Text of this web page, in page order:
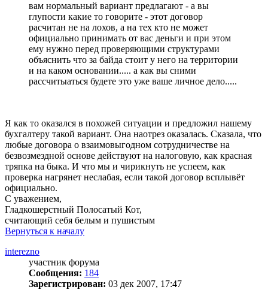
вам нормальный вариант предлагают - а вы
глупости какие то говорите - этот договор
расчитан не на лохов, а на тех кто не может
официально принимать от вас деньги и при этом
ему нужно перед проверяющими структурами
объяснить что за байда стоит у него на территории
и на каком основании..... а как вы сними
рассчитыаться будете это уже ваше личное дело.....
Я как то оказался в похожей ситуации и предложил нашему
бухгалтеру такой вариант. Она наотрез оказалась. Сказала, что
любые договора о взаимовыгодном сотрудничестве на
безвозмездной основе действуют на налоговую, как красная
тряпка на быка. И что мы и чирикнуть не успеем, как
проверка нагрянет неслабая, если такой договор всплывёт
официально.
С уважением,
Гладкошерстный Полосатый Кот,
считающий себя белым и пушистым
Вернуться к началу
interezno
участник форума
Сообщения: 184
Зарегистрирован: 03 дек 2007, 17:47